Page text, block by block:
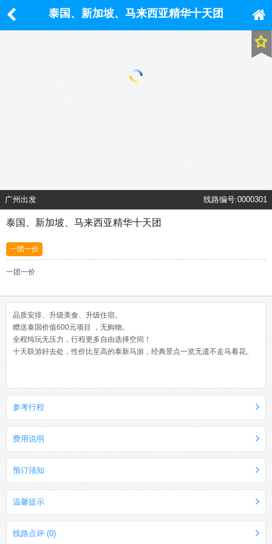
泰国、新加坡、马来西亚精华十天团
广州出发 线路编号:0000301
泰国、新加坡、马来西亚精华十天团
一团一价
一团一价
品质安排、升级美食、升级住宿。
赠送泰国价值600元项目 ，无购物。
全程纯玩无压力，行程更多自由选择空间！
十天联游好去处，性价比至高的泰新马游，经典景点一览无遗不走马看花。
参考行程
费用说明
预订须知
温馨提示
线路点评 (0)